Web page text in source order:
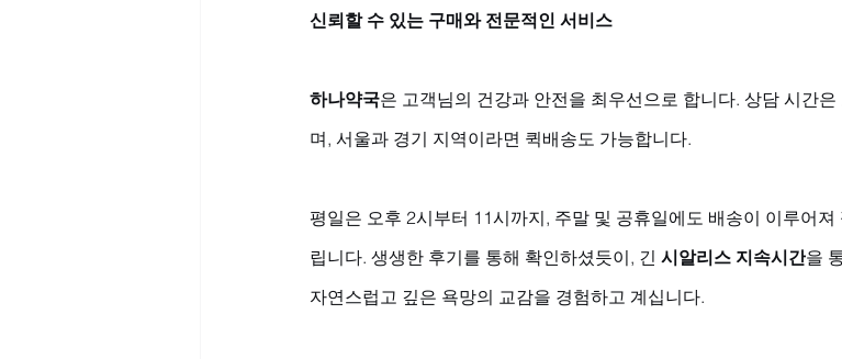
신뢰할 수 있는 구매와 전문적인 서비스
하나약국은 고객님의 건강과 안전을 최우선으로 합니다. 상담 시간
며, 서울과 경기 지역이라면 퀵배송도 가능합니다.
평일은 오후 2시부터 11시까지, 주말 및 공휴일에도 배송이 이루어
립니다. 생생한 후기를 통해 확인하셨듯이, 긴 시알리스 지속시간을
자연스럽고 깊은 욕망의 교감을 경험하고 계십니다.